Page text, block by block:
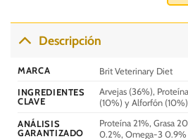
Descripción
MARCA
Brit Veterinary Diet
INGREDIENTES
CLAVE
Arvejas (36%),
(10%) y Alforfón (10%)
ANÁLISIS
GARANTIZADO
Proteína 21%, Grasa
0.2%, Omega-3 0.9%